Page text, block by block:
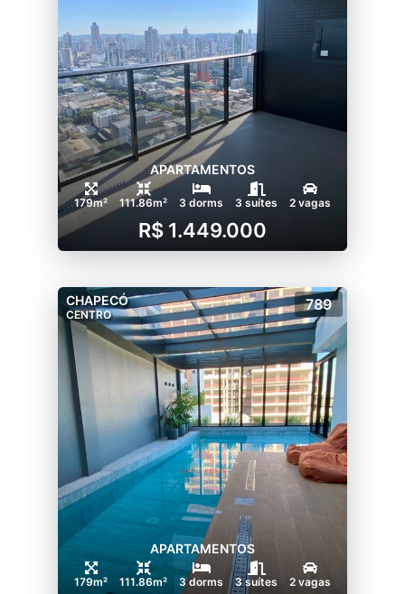
APARTAMENTOS
179m² 111.86m² 3 dorms 3 suítes 2 vagas
R$ 1.449.000
CHAPECÓ
CENTRO
789
APARTAMENTOS
179m² 111.86m² 3 dorms 3 suítes 2 vagas